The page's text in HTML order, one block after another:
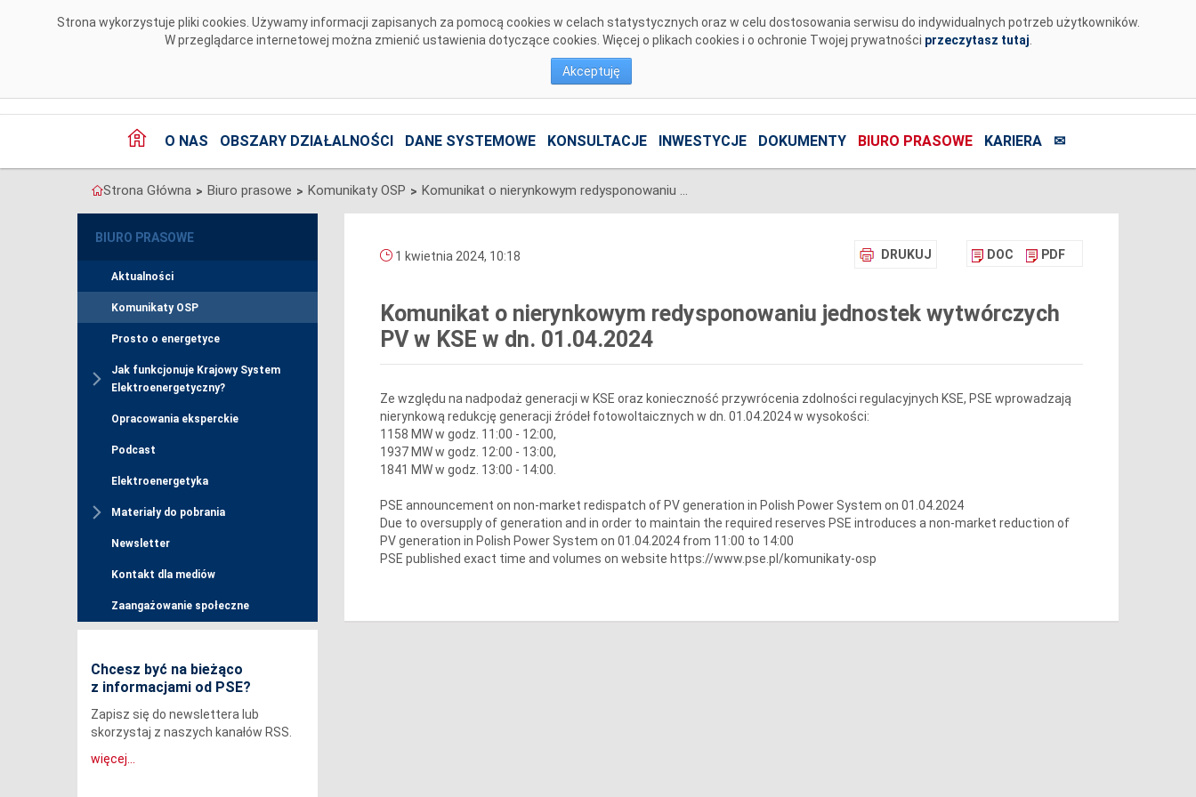
Strona wykorzystuje pliki cookies. Używamy informacji zapisanych za pomocą cookies w celach statystycznych oraz w celu dostosowania serwisu do indywidualnych potrzeb użytkowników.
W przeglądarce internetowej można zmienić ustawienia dotyczące cookies. Więcej o plikach cookies i o ochronie Twojej prywatności przeczytasz tutaj
Akceptuję
O NAS OBSZARY DZIAŁALNOŚCI DANE SYSTEMOWE KONSULTACJE INWESTYCJE DOKUMENTY BIURO PRASOWE KARIERA ✉
Strona Główna > Biuro prasowe > Komunikaty OSP > Komunikat o nierynkowym redysponowaniu jednostek wytwórczych PV w KSE w dn. 01.04.2024
BIURO PRASOWE
Aktualności
Komunikaty OSP
Prosto o energetyce
Jak funkcjonuje Krajowy System
Elektroenergetyczny?
Opracowania eksperckie
Podcast
Elektroenergetyka
Materiały do pobrania
Newsletter
Kontakt dla mediów
Zaangażowanie społeczne
Chcesz być na bieżąco
z informacjami od PSE?
Zapisz się do newslettera lub
skorzystaj z naszych kanałów RSS.
więcej...
DRUKUJ DOC PDF
1 kwietnia 2024, 10:18
Komunikat o nierynkowym redysponowaniu jednostek wytwórczych
PV w KSE w dn. 01.04.2024
Ze względu na nadpodaż generacji w KSE oraz konieczność przywrócenia zdolności regulacyjnych KSE, PSE wprowadzają
nierynkową redukcję generacji źródeł fotowoltaicznych w dn. 01.04.2024 w wysokości:
1158 MW w godz. 11:00 - 12:00,
1937 MW w godz. 12:00 - 13:00,
1841 MW w godz. 13:00 - 14:00.
PSE announcement on non-market redispatch of PV generation in Polish Power System on 01.04.2024
Due to oversupply of generation and in order to maintain the required reserves PSE introduces a non-market reduction of
PV generation in Polish Power System on 01.04.2024 from 11:00 to 14:00
PSE published exact time and volumes on website https://www.pse.pl/komunikaty-osp